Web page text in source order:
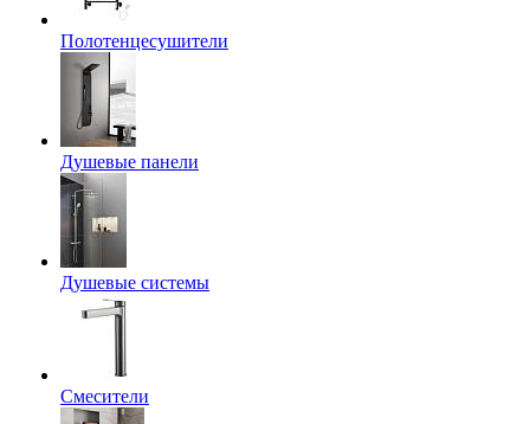
Полотенцесушители
Душевые панели
Душевые системы
Смесители